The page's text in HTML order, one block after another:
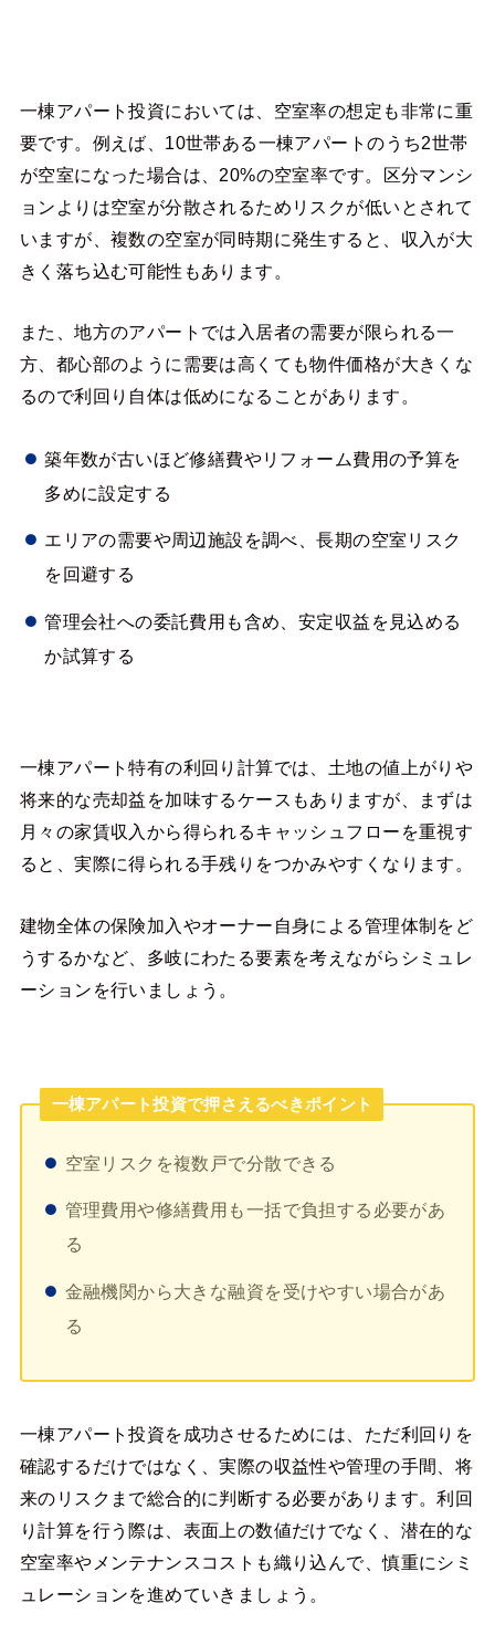
一棟アパート投資においては、空室率の想定も非常に重
要です。例えば、10世帯ある一棟アパートのうち2世帯
が空室になった場合は、20%の空室率です。区分マンシ
ョンよりは空室が分散されるためリスクが低いとされて
いますが、複数の空室が同時期に発生すると、収入が大
きく落ち込む可能性もあります。
また、地方のアパートでは入居者の需要が限られる一
方、都心部のように需要は高くても物件価格が大きくな
るので利回り自体は低めになることがあります。
築年数が古いほど修繕費やリフォーム費用の予算を
多めに設定する
エリアの需要や周辺施設を調べ、長期の空室リスク
を回避する
管理会社への委託費用も含め、安定収益を見込める
か試算する
一棟アパート特有の利回り計算では、土地の値上がりや
将来的な売却益を加味するケースもありますが、まずは
月々の家賃収入から得られるキャッシュフローを重視す
ると、実際に得られる手残りをつかみやすくなります。
建物全体の保険加入やオーナー自身による管理体制をど
うするかなど、多岐にわたる要素を考えながらシミュレ
ーションを行いましょう。
一棟アパート投資で押さえるべきポイント
空室リスクを複数戸で分散できる
管理費用や修繕費用も一括で負担する必要があ
る
金融機関から大きな融資を受けやすい場合があ
る
一棟アパート投資を成功させるためには、ただ利回りを
確認するだけではなく、実際の収益性や管理の手間、将
来のリスクまで総合的に判断する必要があります。利回
り計算を行う際は、表面上の数値だけでなく、潜在的な
空室率やメンテナンスコストも織り込んで、慎重にシミ
ュレーションを進めていきましょう。